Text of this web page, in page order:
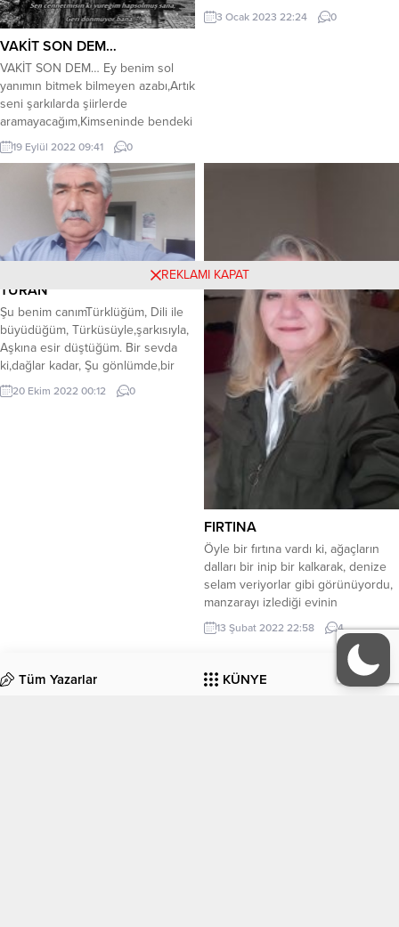
VAKİT SON DEM…
VAKİT SON DEM… Ey benim sol
yanımın bitmek bilmeyen azabı,Artık
seni şarkılarda şiirlerde
aramayacağım,Kimseninde bendeki
seni görmesine müsade
etmeyeceğim,Belki zor olacak ama
gözlerime haps edeceğim süretini,
Bu geceden itibaren ölüm gibi
susacağım o bendeki sana,Çünkü
biliyorum gittiğin gibi gelmek
isteseydin bana,Daha önce
gezmediğin vede adını dahi
bilmediğin,Yabancısı olduğun bütün
sokaklar...
19 Eylül 2022 09:41 0
yararlanıp, 2023 yılını daha olumlu
ve yararlı bir biçimde yaşamaya
3 Ocak 2023 22:24 0
TURAN
Şu benim canımTürklüğüm, Dili ile
büyüdüğüm, Türküsüyle,şarkısıyla,
Aşkına esir düştüğüm. Bir sevda
ki,dağlar kadar, Şu gönlümde,bir
yeri var, Hayatıma anlam veren,
Ben suyum, Türklüğüm pınar.
20 Ekim 2022 00:12 0
FIRTINA
Öyle bir fırtına vardı ki, ağaçların
dalları bir inip bir kalkarak, denize
selam veriyorlar gibi görünüyordu,
manzarayı izlediği evinin
penceresinden. Yağmur ha yağdı,
ha yağacaktı. Ellerinde
şemsiyeleriyle sokakta olan
insanlar, koşuşup durmaktaydılar
oradan oraya. Kediler bile,
13 Şubat 2022 22:58 4
Tüm Yazarlar KÜNYE
REKLAMI KAPAT